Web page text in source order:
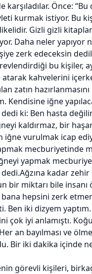
karşıladılar. Önce:
kurmak istiyor. Bu
Gizli gizli
Daha neler yapıyor
zerk edeceksin
bu kişiler,
kahvelerini
zatın hazırlanmasını
Kendisine iğne
ki: Ben hasta
kaldırmaz, bir
iğne vurulmak icap
mecburiyetinde
yapmak
kadar
bir miktarı bile insanı
hepsini zerk
Ben iki dizyem
çok iyi anlamıştı.
an bayılması ve
Bir iki dakika içinde
görevli kişileri,